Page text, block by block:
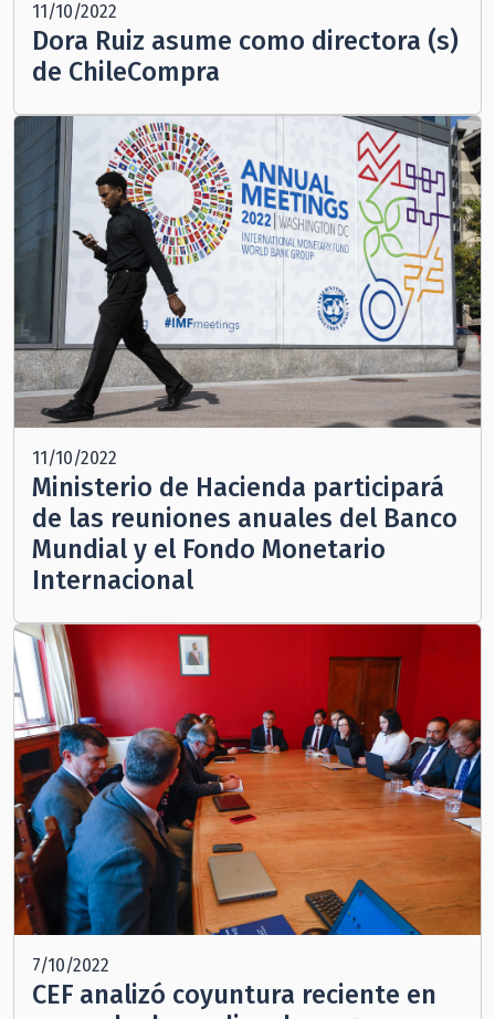
11/10/2022
Dora Ruiz asume como directora (s)
de ChileCompra
11/10/2022
Ministerio de Hacienda participará
de las reuniones anuales del Banco
Mundial y el Fondo Monetario
Internacional
7/10/2022
CEF analizó coyuntura reciente en